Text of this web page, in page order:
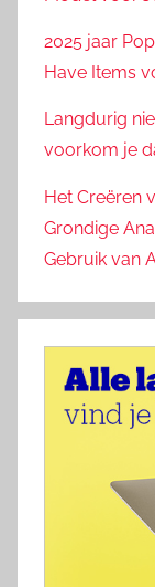
2025 jaar
Have Items
Langdurig
voorkom je
Het Creëren
Grondige
Gebruik van